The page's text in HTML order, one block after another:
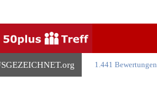
.org 1.441 Bewertungen